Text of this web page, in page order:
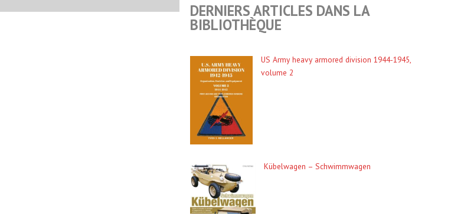
DERNIERS ARTICLES DANS LA
BIBLIOTHÈQUE
US Army heavy armored division 1944-1945,
volume 2
Kübelwagen – Schwimmwagen